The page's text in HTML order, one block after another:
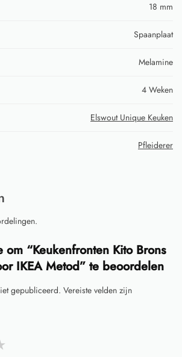
18 mm
Spaanplaat
Melamine
4 Weken
Elswout Unique Keuken
Pfleiderer
om “Keukenfronten Kito Brons
IKEA Metod” te beoordelen
gepubliceerd. Vereiste velden zijn